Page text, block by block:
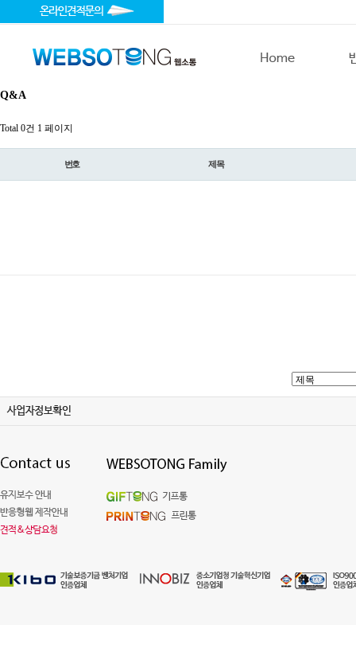
Q&A
Total 0건 1 페이지
번호 제목